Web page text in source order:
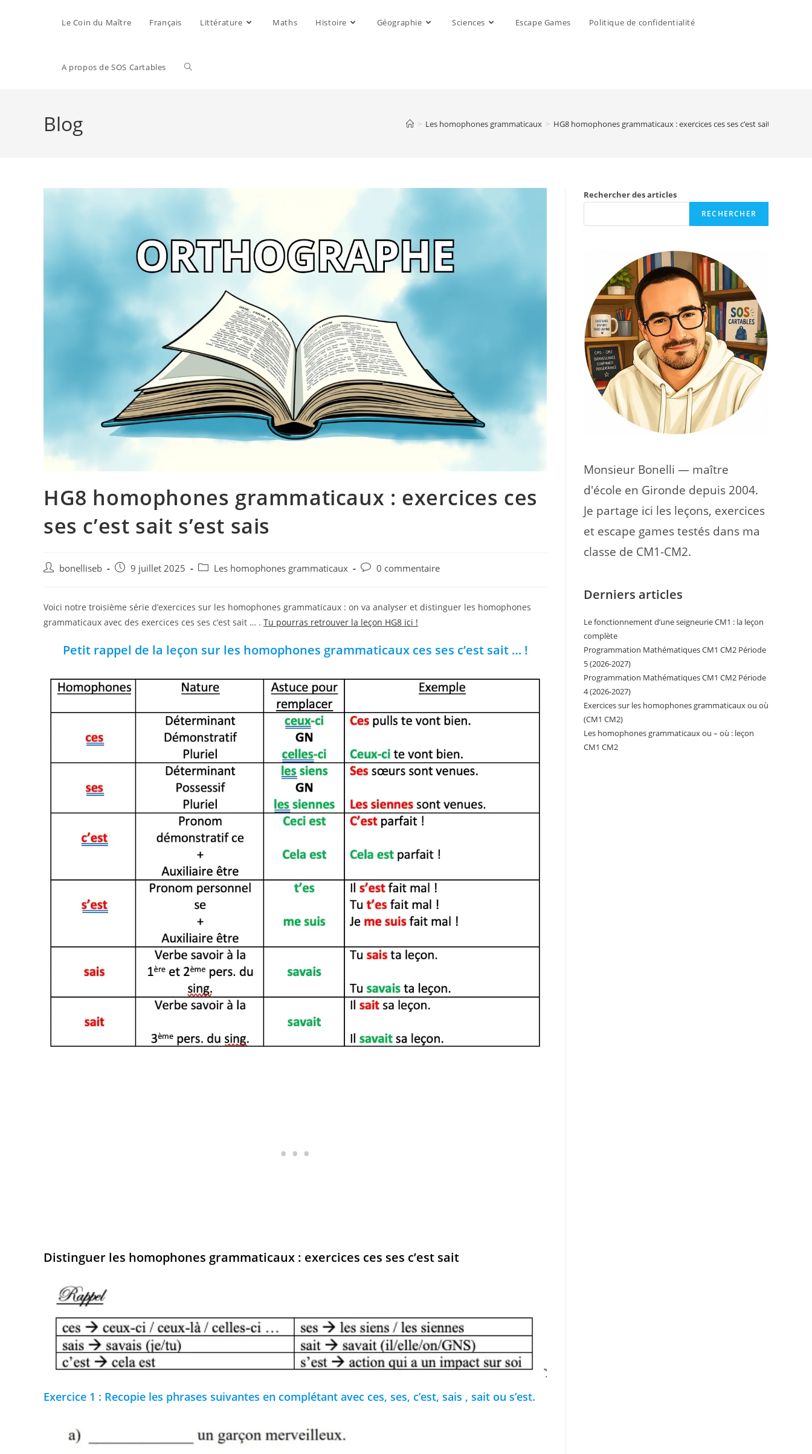
Le Coin du Maître Français Littérature Maths Histoire Géographie Sciences Escape Games Politique de confidentialité
A propos de SOS Cartables
Blog > Les homophones grammaticaux > HG8 homophones grammaticaux : exercices ces ses c’est sait s’est sais
HG8 homophones grammaticaux : exercices ces
ses c’est sait s’est sais
bonelliseb 9 juillet 2025 Les homophones grammaticaux 0 commentaire
Voici notre troisième série d’exercices sur les homophones grammaticaux : on va analyser et distinguer les homophones
grammaticaux avec des exercices ces ses c’est sait … . Tu pourras retrouver la leçon HG8 ici !
Petit rappel de la leçon sur les homophones grammaticaux ces ses c’est sait … !
Distinguer les homophones grammaticaux : exercices ces ses c’est sait
Exercice 1 : Recopie les phrases suivantes en complétant avec ces, ses, c’est, sais , sait ou s’est.
Rechercher des articles
RECHERCHER
Monsieur Bonelli — maître
d'école en Gironde depuis 2004.
Je partage ici les leçons, exercices
et escape games testés dans ma
classe de CM1-CM2.
Derniers articles
Le fonctionnement d’une seigneurie CM1 : la leçon
complète
Programmation Mathématiques CM1 CM2 Période
5 (2026-2027)
Programmation Mathématiques CM1 CM2 Période
4 (2026-2027)
Exercices sur les homophones grammaticaux ou où
(CM1 CM2)
Les homophones grammaticaux ou – où : leçon
CM1 CM2